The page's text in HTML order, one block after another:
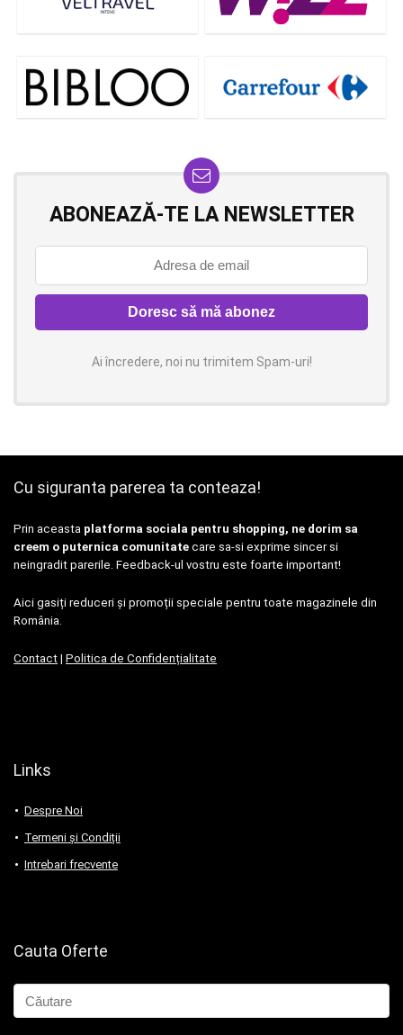
ABONEAZĂ-TE LA NEWSLETTER
Ai încredere, noi nu trimitem Spam-uri!
Cu siguranta parerea ta conteaza!
Prin aceasta platforma sociala pentru shopping, ne dorim sa
creem o puternica comunitate care sa-si exprime sincer si
neingradit parerile. Feedback-ul vostru este foarte important!
Aici gasiți reduceri și promoții speciale pentru toate magazinele din
România.
Contact | Politica de Confidențialitate
Links
Despre Noi
Termeni și Condiții
Intrebari frecvente
Cauta Oferte